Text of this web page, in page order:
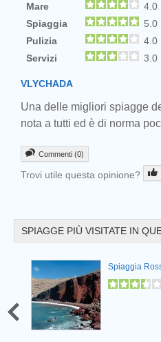
Mare
4.0
Spiaggia
5.0
Pulizia
4.0
Servizi
3.0
VLYCHADA
Una delle migliori spiagge
nota a tutti ed è di norma
Commenti (0)
Trovi utile questa opinione?
SPIAGGE PIÙ VISITATE IN
Spiaggia